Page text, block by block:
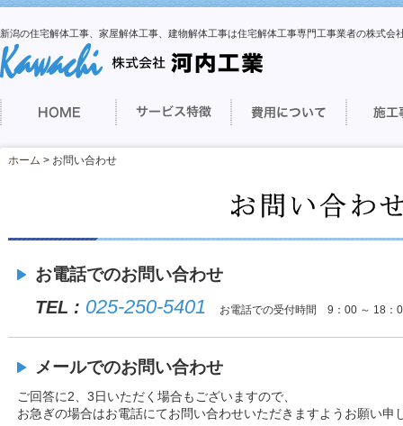
新潟の住宅解体工事、家屋解体工事、建物解体工事は住宅解体工事専門工事業者の株式
ホーム > お問い合わせ
お電話でのお問い合わせ
TEL : 025-250-5401 お電話での受付時間 9：00 ～ 18：
メールでのお問い合わせ
ご回答に2、3日いただく場合もございますので、
お急ぎの場合はお電話にてお問い合わせいただきますようお願い申